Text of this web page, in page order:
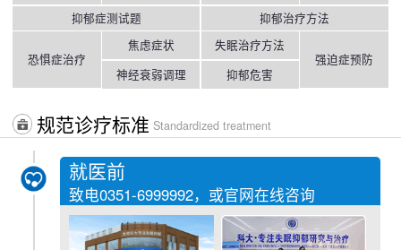
抑郁症测试题 抑郁治疗方法
恐惧症治疗
焦虑症状
神经衰弱调理
失眠治疗方法
抑郁危害
强迫症预防
规范诊疗标准 Standardized treatment
就医前
致电0351-6999992，或官网在线咨询